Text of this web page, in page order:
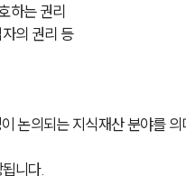
하는 권리
의 권리 등
논의되는 지식재산 분야를 의
니다.